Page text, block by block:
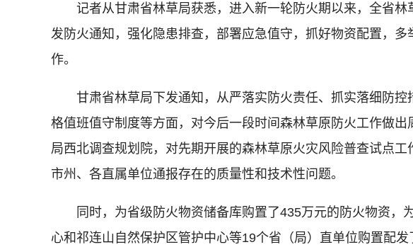
记者从甘肃省林草局获悉，进入新一轮防火期以来，全省林
发防火通知，强化隐患排查，部署应急值守，抓好物资配置，
作。
甘肃省林草局下发通知，从严落实防火责任、抓实落细防控
格值班值守制度等方面，对今后一段时间森林草原防火工作做
局西北调查规划院，对先期开展的森林草原火灾风险普查试点
市州、各直属单位通报存在的质量性和技术性问题。
同时，为省级防火物资储备库购置了435万元的防火物资，
心和祁连山自然保护区管护中心等19个省（局）直单位购置配